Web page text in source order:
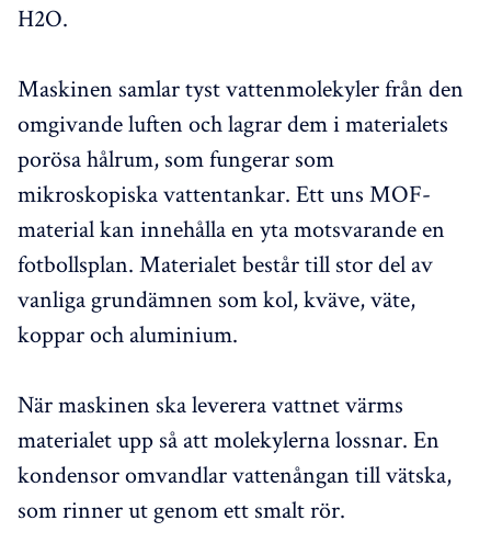
H2O.
Maskinen samlar tyst vattenmolekyler från den
omgivande luften och lagrar dem i materialets
porösa hålrum, som fungerar som
mikroskopiska vattentankar. Ett uns MOF-
material kan innehålla en yta motsvarande en
fotbollsplan. Materialet består till stor del av
vanliga grundämnen som kol, kväve, väte,
koppar och aluminium.
När maskinen ska leverera vattnet värms
materialet upp så att molekylerna lossnar. En
kondensor omvandlar vattenångan till vätska,
som rinner ut genom ett smalt rör.